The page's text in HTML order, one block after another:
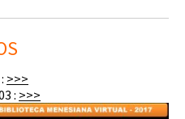
>>>
: >>>